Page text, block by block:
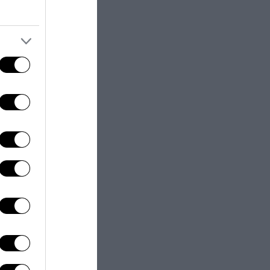
e connesse
2001, del
ed
attraverso
rischia
Francia”
Marine Le
tempo“,
ed oggi
che sulle